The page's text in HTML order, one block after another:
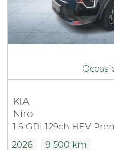
KIA
Niro
1.6 GDi 129ch HEV
2026 9 500 km